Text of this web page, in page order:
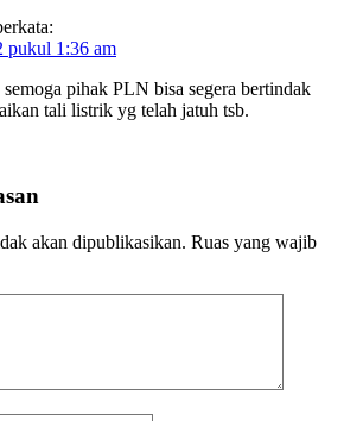
pukul 1:36 am
pihak PLN bisa segera bertindak
tali listrik yg telah jatuh tsb.
akan dipublikasikan. Ruas yang wajib